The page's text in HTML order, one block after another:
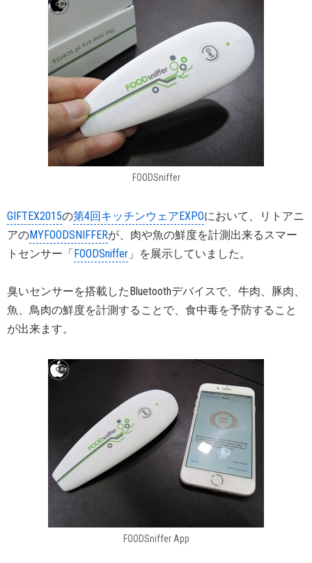
FOODSniffer
GIFTEX2015の第4回キッチンウェアEXPOにおいて、リトアニ
アのMYFOODSNIFFERが、肉や魚の鮮度を計測出来るスマー
トセンサー「FOODSniffer 」を展示していました。
臭いセンサーを搭載したBluetoothデバイスで、牛肉、豚肉、
魚、鳥肉の鮮度を計測することで、食中毒を予防すること
が出来ます。
FOODSniffer App